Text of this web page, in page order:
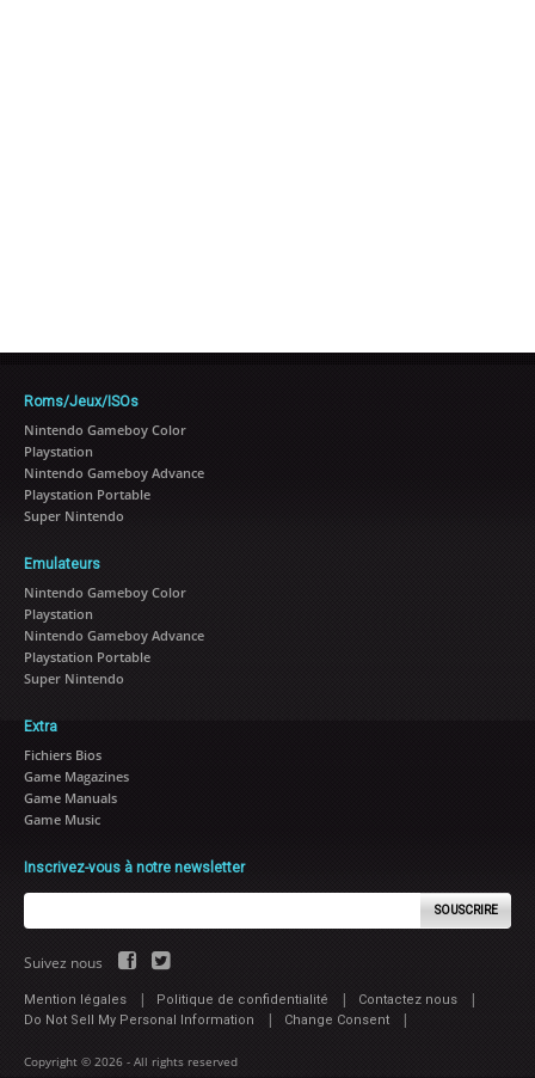
Roms/Jeux/ISOs
Nintendo Gameboy Color
Playstation
Nintendo Gameboy Advance
Playstation Portable
Super Nintendo
Emulateurs
Nintendo Gameboy Color
Playstation
Nintendo Gameboy Advance
Playstation Portable
Super Nintendo
Extra
Fichiers Bios
Game Magazines
Game Manuals
Game Music
Inscrivez-vous à notre newsletter
SOUSCRIRE
Suivez nous
Mention légales | Politique de confidentialité | Contactez nous |
Do Not Sell My Personal Information | Change Consent |
Copyright © 2026 - All rights reserved